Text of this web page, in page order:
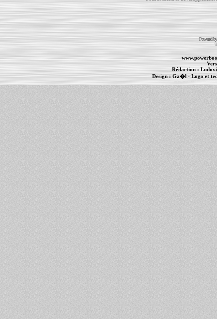
Powered
Rédaction :
Design : Ga�l- Logo et
Informations :